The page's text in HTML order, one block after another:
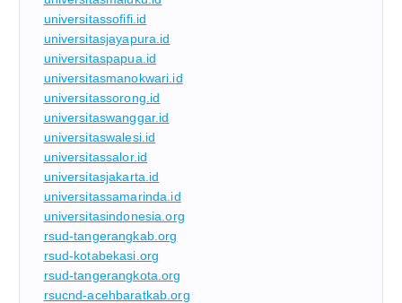
universitassofifi.id
universitasjayapura.id
universitaspapua.id
universitasmanokwari.id
universitassorong.id
universitaswanggar.id
universitaswalesi.id
universitassalor.id
universitasjakarta.id
universitassamarinda.id
universitasindonesia.org
rsud-tangerangkab.org
rsud-kotabekasi.org
rsud-tangerangkota.org
rsucnd-acehbaratkab.org